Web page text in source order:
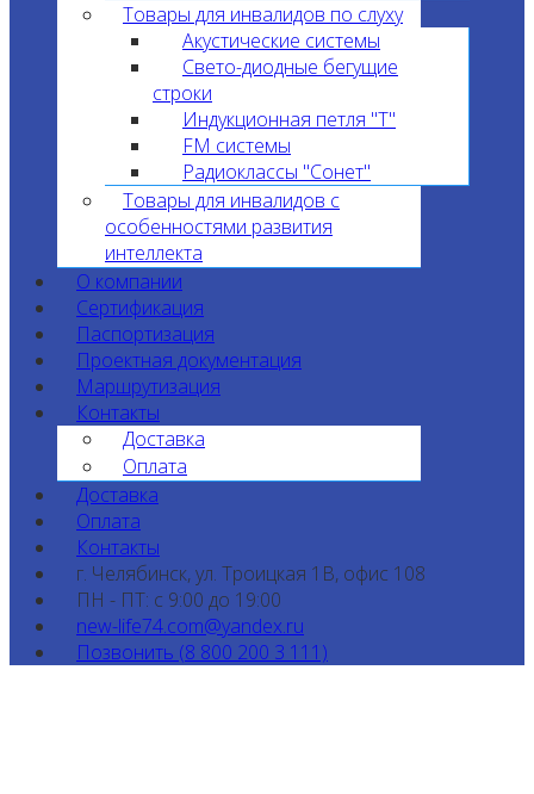
Товары для инвалидов по слуху
Акустические системы
Свето-диодные бегущие
строки
Индукционная петля "T"
FM системы
Радиоклассы "Сонет"
Товары для инвалидов с
особенностями развития
интеллекта
О компании
Сертификация
Паспортизация
Проектная документация
Маршрутизация
Контакты
Доставка
Оплата
Доставка
Оплата
Контакты
г. Челябинск, ул. Троицкая 1В, офис 108
ПН - ПТ: с 9:00 до 19:00
new-life74.com@yandex.ru
Позвонить (8 800 200 3 111)